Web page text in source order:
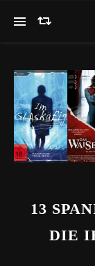
13
DIE